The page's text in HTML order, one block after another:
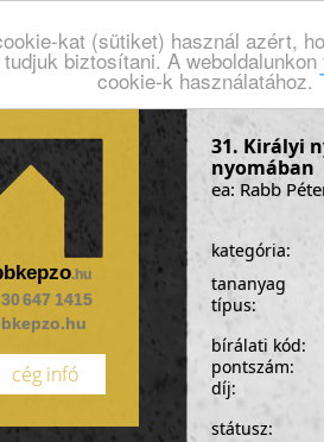
kat (sütiket) használ azért,
biztosítani. A
cookie-k használatához.
.hu
647 1415
cég infó
31. Királyi
nyomában
ea: Rabb
kategória:
tananyag
típus:
bírálati kód:
pontszám:
díj:
státusz: